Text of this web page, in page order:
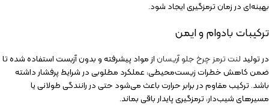
بهینه‌ای در زمان ترمزگیری ایجاد شود.
ترکیبات بادوام و ایمن
در تولید لنت ترمز چرخ جلو آریساناز مواد پیشرفته و بدون آزبست استفاده شده تا
ضمن کاهش خطرات زیست‌محیطی، عملکرد مطلوبی در شرایط پرفشار داشته
باشد. ترکیب مقاوم در برابر حرارت باعث می‌شود حتی در رانندگی طولانی یا
مسیرهای شیب‌دار، ترمزگیری پایدار باقی بماند.